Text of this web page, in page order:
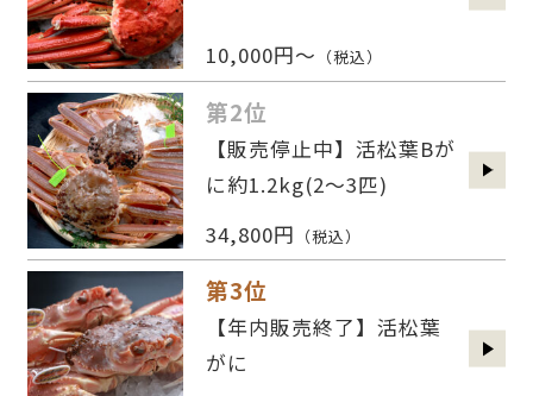
10,000円～ （税込）
第2位
【販売停止中】活松葉Bが
に約1.2kg(2〜3匹)
34,800円 （税込）
第3位
【年内販売終了】活松葉
がに